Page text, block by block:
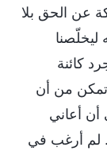
عن الحق بلا
ليخلّصنا
كائنة
من أن
أعاني
لم أرغب في